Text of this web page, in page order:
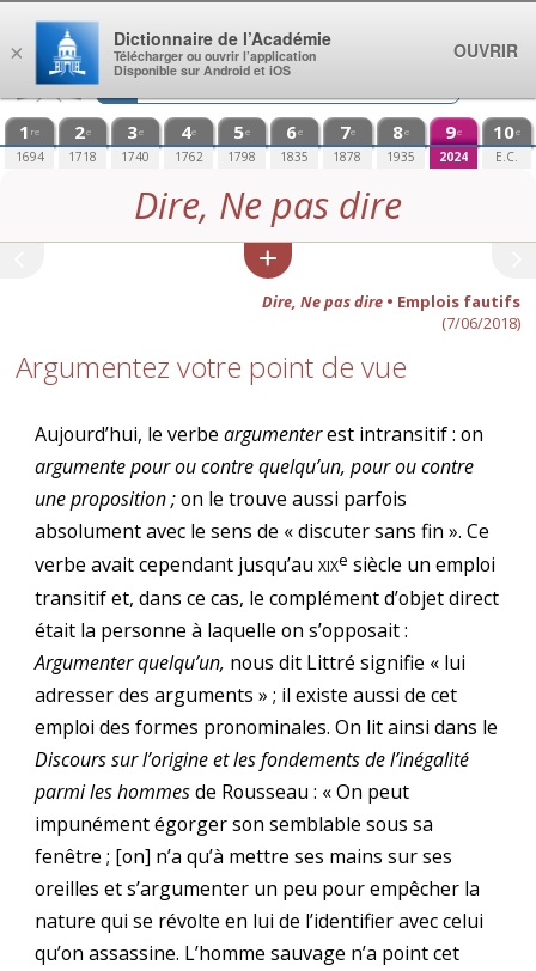
Aller au contenu
1 re
1694
2e
1718
3e
1740
4e
1762
5e
1798
6e
1835
7e
1878
8e
1935
9e
2024
10e
E.C.
Dire, Ne pas dire
Dire, Ne pas dire• Emplois fautifs
(7/06/2018)
Argumentez votre point de vue
Aujourd’hui, le verbeargumenterest intransitif : on
argumente pour ou contre quelqu’un, pour ou contre
une proposition ;on le trouve aussi parfois
absolument avec le sens de « discuter sans fin ». Ce
verbe avait cependant jusqu’auxixe siècle un emploi
transitif et, dans ce cas, le complément d’objet direct
était la personne à laquelle on s’opposait :
Argumenter quelqu’un, nous dit Littré signifie « lui
adresser des arguments » ; il existe aussi de cet
emploi des formes pronominales. On lit ainsi dans le
Discours sur l’origine et les fondements de l’inégalité
parmi les hommesde Rousseau : « On peut
impunément égorger son semblable sous sa
fenêtre ; [on] n’a qu’à mettre ses mains sur ses
oreilles et s’argumenter un peu pour empêcher la
nature qui se révolte en lui de l’identifier avec celui
qu’on assassine. L’homme sauvage n’a point cet
×
Dictionnaire de l’Académie
Télécharger ou ouvrir l’application
Disponible sur Android et iOS
OUVRIR